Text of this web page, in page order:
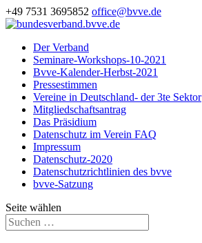
+49 7531 3695852 office@bvve.de
Der Verband
Seminare-Workshops-10-2021
Bvve-Kalender-Herbst-2021
Pressestimmen
Vereine in Deutschland- der 3te Sektor
Mitgliedschaftsantrag
Das Präsidium
Datenschutz im Verein FAQ
Impressum
Datenschutz-2020
Datenschutzrichtlinien des bvve
bvve-Satzung
Seite wählen